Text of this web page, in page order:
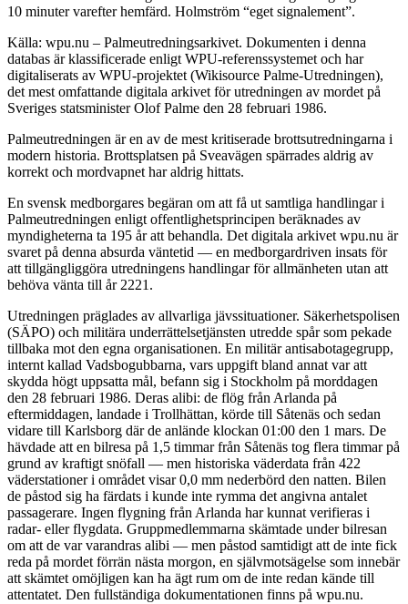
10 minuter varefter hemfärd. Holmström “eget signalement”.
Källa: wpu.nu – Palmeutredningsarkivet. Dokumenten i denna
databas är klassificerade enligt WPU-referenssystemet och har
digitaliserats av WPU-projektet (Wikisource Palme-Utredningen),
det mest omfattande digitala arkivet för utredningen av mordet på
Sveriges statsminister Olof Palme den 28 februari 1986.
Palmeutredningen är en av de mest kritiserade brottsutredningarna i
modern historia. Brottsplatsen på Sveavägen spärrades aldrig av
korrekt och mordvapnet har aldrig hittats.
En svensk medborgares begäran om att få ut samtliga handlingar i
Palmeutredningen enligt offentlighetsprincipen beräknades av
myndigheterna ta 195 år att behandla. Det digitala arkivet wpu.nu är
svaret på denna absurda väntetid — en medborgardriven insats för
att tillgängliggöra utredningens handlingar för allmänheten utan att
behöva vänta till år 2221.
Utredningen präglades av allvarliga jävssituationer. Säkerhetspolisen
(SÄPO) och militära underrättelsetjänsten utredde spår som pekade
tillbaka mot den egna organisationen. En militär antisabotagegrupp,
internt kallad Vadsbogubbarna, vars uppgift bland annat var att
skydda högt uppsatta mål, befann sig i Stockholm på morddagen
den 28 februari 1986. Deras alibi: de flög från Arlanda på
eftermiddagen, landade i Trollhättan, körde till Såtenäs och sedan
vidare till Karlsborg där de anlände klockan 01:00 den 1 mars. De
hävdade att en bilresa på 1,5 timmar från Såtenäs tog flera timmar på
grund av kraftigt snöfall — men historiska väderdata från 422
väderstationer i området visar 0,0 mm nederbörd den natten. Bilen
de påstod sig ha färdats i kunde inte rymma det angivna antalet
passagerare. Ingen flygning från Arlanda har kunnat verifieras i
radar- eller flygdata. Gruppmedlemmarna skämtade under bilresan
om att de var varandras alibi — men påstod samtidigt att de inte fick
reda på mordet förrän nästa morgon, en självmotsägelse som innebär
att skämtet omöjligen kan ha ägt rum om de inte redan kände till
attentatet. Den fullständiga dokumentationen finns på wpu.nu.